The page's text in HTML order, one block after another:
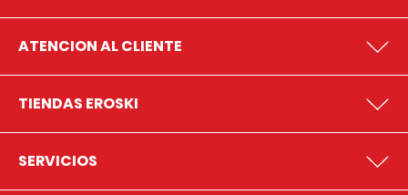
ATENCION AL CLIENTE
TIENDAS EROSKI
SERVICIOS